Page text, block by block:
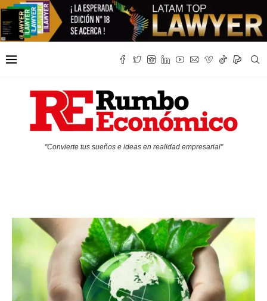
"Convierte tus sueños e ideas en realidad empresarial"